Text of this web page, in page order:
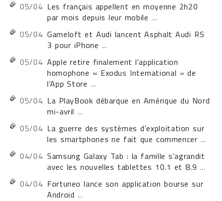
05/04 Les français appellent en moyenne 2h20
par mois depuis leur mobile ...
05/04 Gameloft et Audi lancent Asphalt Audi RS
3 pour iPhone ...
05/04 Apple retire finalement l'application
homophone « Exodus International » de
l'App Store ...
05/04 La PlayBook débarque en Amérique du Nord
mi-avril ...
05/04 La guerre des systèmes d'exploitation sur
les smartphones ne fait que commencer ...
04/04 Samsung Galaxy Tab : la famille s'agrandit
avec les nouvelles tablettes 10.1 et 8.9 ...
04/04 Fortuneo lance son application bourse sur
Android ...